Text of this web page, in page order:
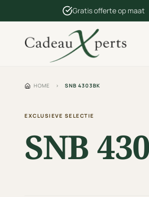
Gratis offerte op maat
HOME › SNB 4303BK
EXCLUSIEVE SELECTIE
SNB